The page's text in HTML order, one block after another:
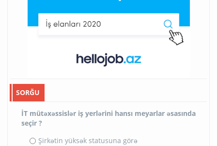
SORĞU
İT mütəxəssislər iş yerlərini hansı meyarlar əsasında
seçir ?
Şirkətin yüksək statusuna görə